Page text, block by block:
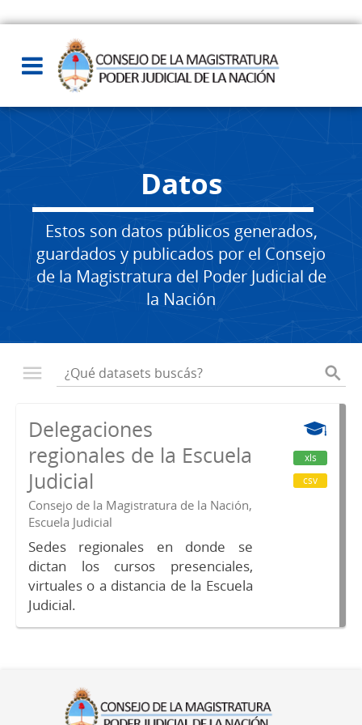
Datos
Estos son datos públicos generados,
guardados y publicados por el Consejo
de la Magistratura del Poder Judicial de
la Nación
Delegaciones
regionales de la Escuela
Judicial
Consejo de la Magistratura de la Nación,
Escuela Judicial
Sedes regionales en donde se
dictan los cursos presenciales,
virtuales o a distancia de la Escuela
Judicial.
xls
csv